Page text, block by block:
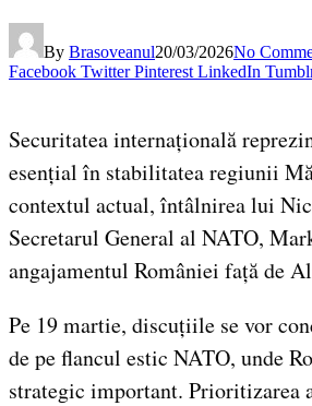
By Brasoveanul20/03/2026No
Facebook Twitter Pinterest LinkedIn
Securitatea internațională
esențial în stabilitatea regiunii
contextul actual, întâlnirea lui
Secretarul General al NATO,
angajamentul României față de
Pe 19 martie, discuțiile se vor
de pe flancul estic NATO, unde
strategic important. Prioritizarea